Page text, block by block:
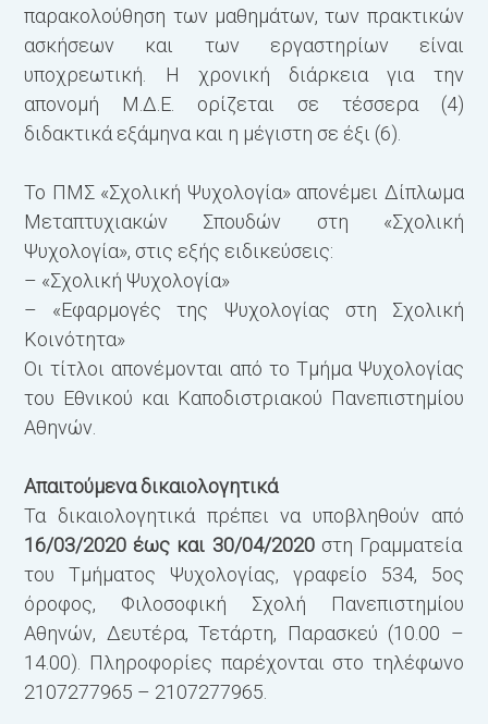
παρακολούθηση των μαθημάτων, των πρακτικών
ασκήσεων και των εργαστηρίων είναι
υποχρεωτική. Η χρονική διάρκεια για την
απονομή Μ.Δ.Ε. ορίζεται σε τέσσερα (4)
διδακτικά εξάμηνα και η μέγιστη σε έξι (6).
Το ΠΜΣ «Σχολική Ψυχολογία» απονέμει Δίπλωμα
Μεταπτυχιακών Σπουδών στη «Σχολική
Ψυχολογία», στις εξής ειδικεύσεις:
– «Σχολική Ψυχολογία»
– «Εφαρμογές της Ψυχολογίας στη Σχολική
Κοινότητα»
Οι τίτλοι απονέμονται από το Τμήμα Ψυχολογίας
του Εθνικού και Καποδιστριακού Πανεπιστημίου
Αθηνών.
Απαιτούμενα δικαιολογητικά
Τα δικαιολογητικά πρέπει να υποβληθούν από
16/03/2020 έως και 30/04/2020στη Γραμματεία
του Τμήματος Ψυχολογίας, γραφείο 534, 5ος
όροφος, Φιλοσοφική Σχολή Πανεπιστημίου
Αθηνών, Δευτέρα, Τετάρτη, Παρασκεύ (10.00 –
14.00). Πληροφορίες παρέχονται στο τηλέφωνο
2107277965 – 2107277965.